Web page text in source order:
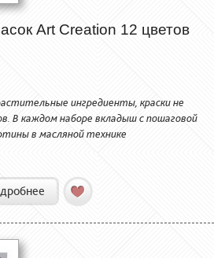
Art Creation 12 цветов
ингредиенты, краски не
В каждом наборе вкладыш с пошаговой
в масляной технике